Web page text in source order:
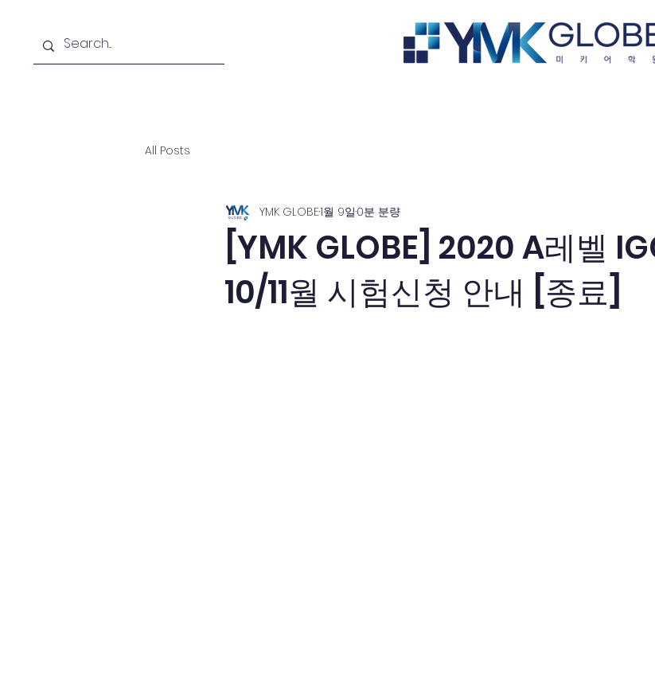
All Posts
[YMK GLOBE] 2020 A레벨
10/11월 시험신청 안내 [종료]
YMK GLOBE1월 9일 0분 분량